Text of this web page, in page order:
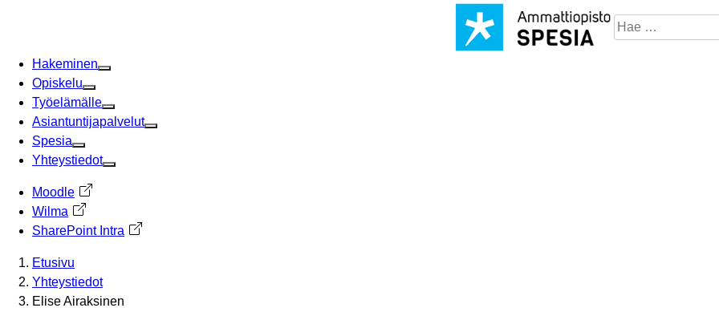
Hae
sivustosta
Hakeminen
Opiskelu
Työelämälle
Asiantuntijapalvelut
Spesia
Yhteystiedot
Moodle Avautuu uuteen välilehteen
Wilma Avautuu uuteen välilehteen
SharePoint Intra Avautuu uuteen välilehteen
Etusivu
Yhteystiedot
Elise Airaksinen